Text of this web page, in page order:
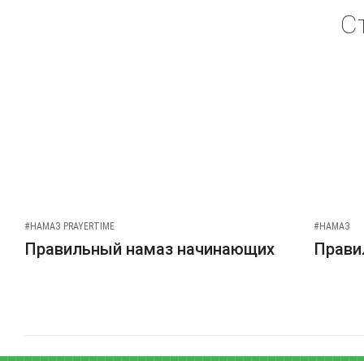
#НАМАЗ PRAYERTIME
Правильный намаз начинающих
#НАМАЗ